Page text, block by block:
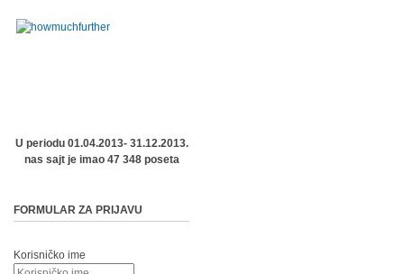
U periodu 01.04.2013- 31.12.2013.
nas sajt je imao 47 348 poseta
FORMULAR ZA PRIJAVU
Korisničko ime